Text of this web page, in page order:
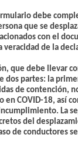
debe
que se
con el
veracidad de la
que debe llevar
dos partes: la
de contención,
COVID-18, así
La
del
de conductores